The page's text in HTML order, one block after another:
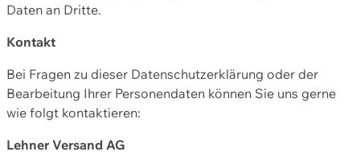
Daten an Dritte.
Kontakt
Bei Fragen zu dieser Datenschutzerklärung oder der
Bearbeitung Ihrer Personendaten können Sie uns gerne
wie folgt kontaktieren:
Lehner Versand AG